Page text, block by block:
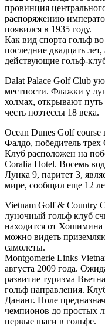
провинция
распоряжению
появился в 1935 году.
Как вид спорта гольф
последние двадцать
действующие гольф-
Dalat Palace Golf Club
местности. Флажки у
холмах, открывают
честь поэтессы 18 века.
Ocean Dunes Golf
Фалдо, победитель трех
Клуб расположен на
Coralia Hotel. Восемь
Лунка 9, паритет 3,
мире, сообщил еще 12
Vietnam Golf & Country
луночный гольф клуб
находится от Хошимина
можно видеть
самолеты.
Montgomerie Links
августа 2009 года.
развитие туризма
гольф направления.
Дананг. Поле
чемпионов до простых
первые шаги в гольфе.